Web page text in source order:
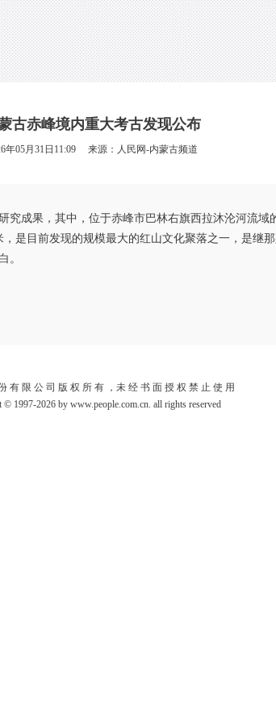
古赤峰境内重大考古发现公布
年05月31日11:09 来源： 人民网-内蒙古频道
成果，其中，位于赤峰市巴林右旗西拉沐沦河流域
是目前发现的规模最大的红山文化聚落之一，是继
。
有 限 公 司 版 权 所 有 ，未 经 书 面 授 权 禁 止 使 用
© 1997-2026 by www.people.com.cn. all rights reserved